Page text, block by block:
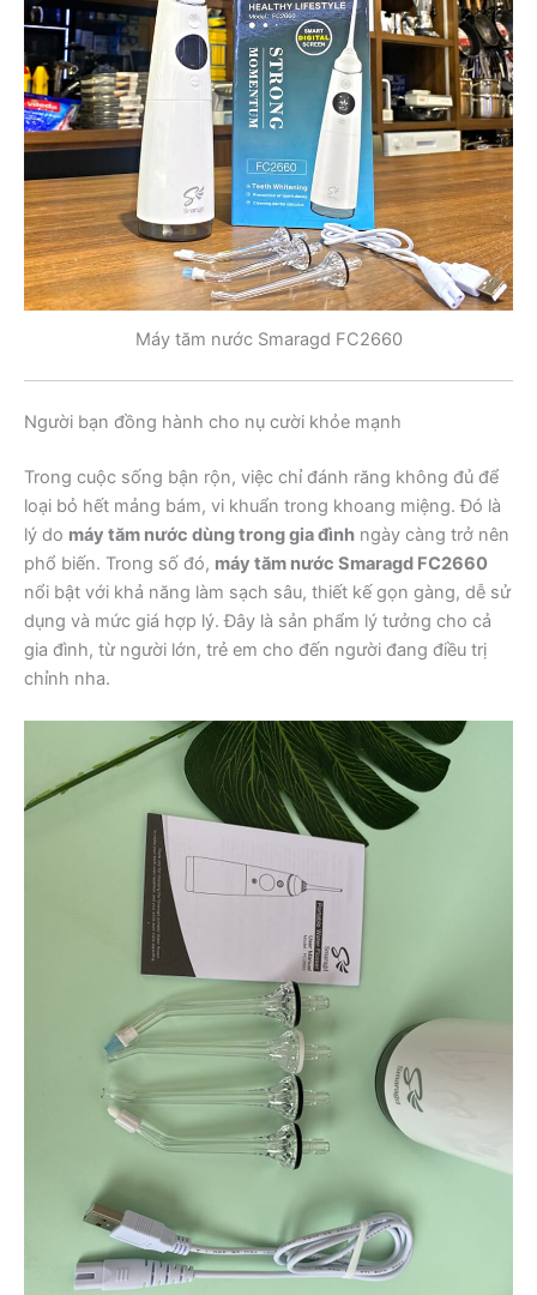
Máy tăm nước Smaragd FC2660
Người bạn đồng hành cho nụ cười khỏe mạnh
Trong cuộc sống bận rộn, việc chỉ đánh răng không đủ để
loại bỏ hết mảng bám, vi khuẩn trong khoang miệng. Đó là
lý do máy tăm nước dùng trong gia đình ngày càng trở nên
phổ biến. Trong số đó, máy tăm nước Smaragd FC2660
nổi bật với khả năng làm sạch sâu, thiết kế gọn gàng, dễ sử
dụng và mức giá hợp lý. Đây là sản phẩm lý tưởng cho cả
gia đình, từ người lớn, trẻ em cho đến người đang điều trị
chỉnh nha.